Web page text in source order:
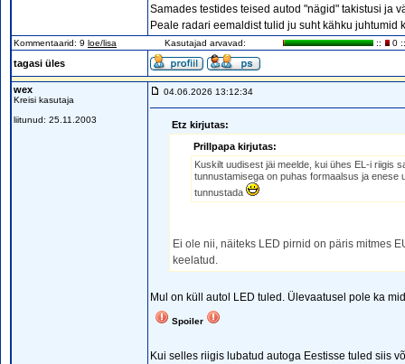
Samades testides teised autod "nägid" takistusi ja
Peale radari eemaldist tulid ju suht kähku
Kommentaarid: 9 loe/lisa Kasutajad arvavad: :: 0 ::
tagasi üles
wex
Kreisi kasutaja
liitunud: 25.11.2003
04.06.2026 13:12:34
Etz kirjutas:
Prillpapa kirjutas:
Kuskilt uudisest jäi meelde, kui ühes EL-i riigis
tunnustamisega on puhas formaalsus ja enese
tunnustada
Ei ole nii, näiteks LED pirnid on päris mitmes
keelatud.
Mul on küll autol LED tuled. Ülevaatusel pole ka
Spoiler
Kui selles riigis lubatud autoga Eestisse tuled siis